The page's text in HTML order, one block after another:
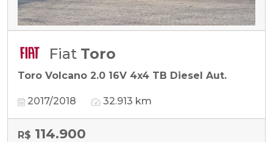
Fiat Toro
Toro Volcano 2.0 16V 4x4 TB Diesel Aut.
2017/2018 32.913 km
R$ 114.900